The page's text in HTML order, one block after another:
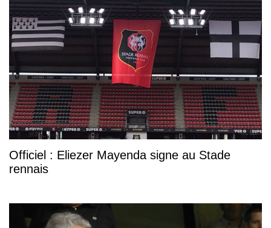
Officiel : Eliezer Mayenda signe au Stade
rennais